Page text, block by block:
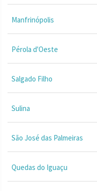
Manfrinópolis
Pérola d'Oeste
Salgado Filho
Sulina
São José das Palmeiras
Quedas do Iguaçu